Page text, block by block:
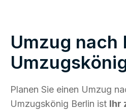
Umzug nach
Planen Sie einen Umzug
Umzugskönig Berlin ist Ihr